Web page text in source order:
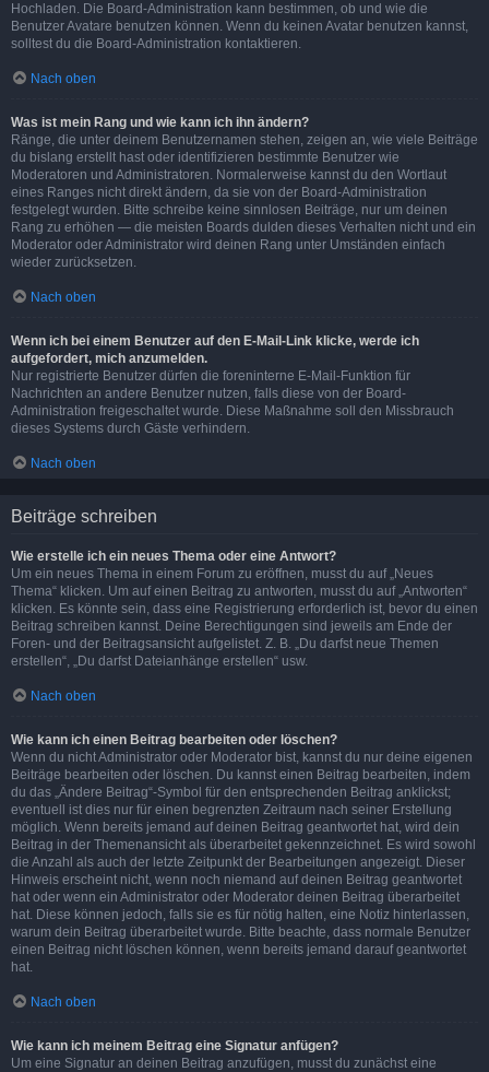
Hochladen. Die Board-Administration kann bestimmen, ob und wie die
Benutzer Avatare benutzen können. Wenn du keinen Avatar benutzen kannst,
solltest du die Board-Administration kontaktieren.
Nach oben
Was ist mein Rang und wie kann ich ihn ändern?
Ränge, die unter deinem Benutzernamen stehen, zeigen an, wie viele Beiträge
du bislang erstellt hast oder identifizieren bestimmte Benutzer wie
Moderatoren und Administratoren. Normalerweise kannst du den Wortlaut
eines Ranges nicht direkt ändern, da sie von der Board-Administration
festgelegt wurden. Bitte schreibe keine sinnlosen Beiträge, nur um deinen
Rang zu erhöhen — die meisten Boards dulden dieses Verhalten nicht und ein
Moderator oder Administrator wird deinen Rang unter Umständen einfach
wieder zurücksetzen.
Nach oben
Wenn ich bei einem Benutzer auf den E-Mail-Link klicke, werde ich
aufgefordert, mich anzumelden.
Nur registrierte Benutzer dürfen die foreninterne E-Mail-Funktion für
Nachrichten an andere Benutzer nutzen, falls diese von der Board-
Administration freigeschaltet wurde. Diese Maßnahme soll den Missbrauch
dieses Systems durch Gäste verhindern.
Nach oben
Beiträge schreiben
Wie erstelle ich ein neues Thema oder eine Antwort?
Um ein neues Thema in einem Forum zu eröffnen, musst du auf „Neues
Thema“ klicken. Um auf einen Beitrag zu antworten, musst du auf „Antworten“
klicken. Es könnte sein, dass eine Registrierung erforderlich ist, bevor du einen
Beitrag schreiben kannst. Deine Berechtigungen sind jeweils am Ende der
Foren- und der Beitragsansicht aufgelistet. Z. B. „Du darfst neue Themen
erstellen“, „Du darfst Dateianhänge erstellen“ usw.
Nach oben
Wie kann ich einen Beitrag bearbeiten oder löschen?
Wenn du nicht Administrator oder Moderator bist, kannst du nur deine eigenen
Beiträge bearbeiten oder löschen. Du kannst einen Beitrag bearbeiten, indem
du das „Ändere Beitrag“-Symbol für den entsprechenden Beitrag anklickst;
eventuell ist dies nur für einen begrenzten Zeitraum nach seiner Erstellung
möglich. Wenn bereits jemand auf deinen Beitrag geantwortet hat, wird dein
Beitrag in der Themenansicht als überarbeitet gekennzeichnet. Es wird sowohl
die Anzahl als auch der letzte Zeitpunkt der Bearbeitungen angezeigt. Dieser
Hinweis erscheint nicht, wenn noch niemand auf deinen Beitrag geantwortet
hat oder wenn ein Administrator oder Moderator deinen Beitrag überarbeitet
hat. Diese können jedoch, falls sie es für nötig halten, eine Notiz hinterlassen,
warum dein Beitrag überarbeitet wurde. Bitte beachte, dass normale Benutzer
einen Beitrag nicht löschen können, wenn bereits jemand darauf geantwortet
hat.
Nach oben
Wie kann ich meinem Beitrag eine Signatur anfügen?
Um eine Signatur an deinen Beitrag anzufügen, musst du zunächst eine